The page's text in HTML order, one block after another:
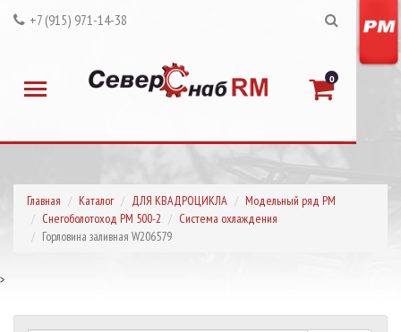
+7 (915) 971-14-38
0
Главная Каталог ДЛЯ КВАДРОЦИКЛА
Модельный ряд РМ
Снегоболотоход РМ 500-2
Система охлаждения
Горловина заливная W206579
>